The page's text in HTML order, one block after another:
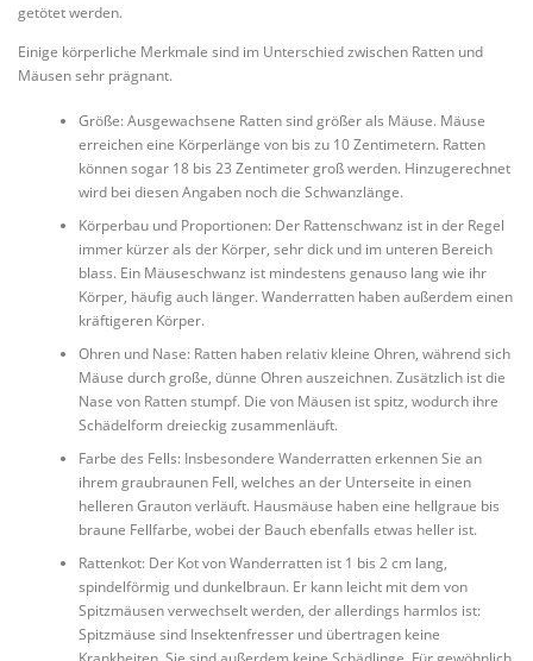
getötet werden.
Einige körperliche Merkmale sind im Unterschied zwischen Ratten und
Mäusen sehr prägnant.
Größe: Ausgewachsene Ratten sind größer als Mäuse. Mäuse
erreichen eine Körperlänge von bis zu 10 Zentimetern. Ratten
können sogar 18 bis 23 Zentimeter groß werden. Hinzugerechnet
wird bei diesen Angaben noch die Schwanzlänge.
Körperbau und Proportionen: Der Rattenschwanz ist in der Regel
immer kürzer als der Körper, sehr dick und im unteren Bereich
blass. Ein Mäuseschwanz ist mindestens genauso lang wie ihr
Körper, häufig auch länger. Wanderratten haben außerdem einen
kräftigeren Körper.
Ohren und Nase: Ratten haben relativ kleine Ohren, während sich
Mäuse durch große, dünne Ohren auszeichnen. Zusätzlich ist die
Nase von Ratten stumpf. Die von Mäusen ist spitz, wodurch ihre
Schädelform dreieckig zusammenläuft.‍
Farbe des Fells: Insbesondere Wanderratten erkennen Sie an
ihrem graubraunen Fell, welches an der Unterseite in einen
helleren Grauton verläuft. Hausmäuse haben eine hellgraue bis
braune Fellfarbe, wobei der Bauch ebenfalls etwas heller ist.
Rattenkot: Der Kot von Wanderratten ist 1 bis 2 cm lang,
spindelförmig und dunkelbraun. Er kann leicht mit dem von
Spitzmäusen verwechselt werden, der allerdings harmlos ist:
Spitzmäuse sind Insektenfresser und übertragen keine